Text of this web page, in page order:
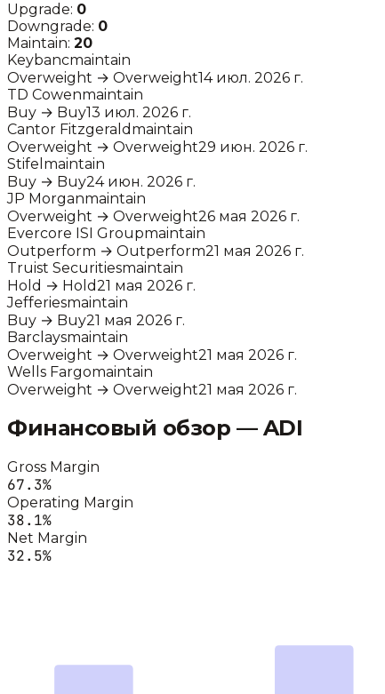
Upgrade: 0
Downgrade: 0
Maintain: 20
Keybancmaintain
Overweight → Overweight14 июл. 2026 г.
TD Cowenmaintain
Buy → Buy13 июл. 2026 г.
Cantor Fitzgerald maintain
Overweight → Overweight29 июн. 2026 г.
Stifel maintain
Buy → Buy24 июн. 2026 г.
JP Morganmaintain
Overweight → Overweight26 мая 2026 г.
Evercore ISI Groupmaintain
Outperform → Outperform21 мая 2026 г.
Truist Securitiesmaintain
Hold → Hold21 мая 2026 г.
Jefferiesmaintain
Buy → Buy21 мая 2026 г.
Barclaysmaintain
Overweight → Overweight21 мая 2026 г.
Wells Fargomaintain
Overweight → Overweight21 мая 2026 г.
Финансовый обзор — ADI
Gross Margin
67.3%
Operating Margin
38.1%
Net Margin
32.5%